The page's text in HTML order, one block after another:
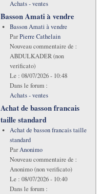
Achats - ventes
Basson Amati à vendre
Basson Amati à vendre
ParPierre Cathelain
Nouveau commentaire de :
ABDULKADER (non
verificato)
Le : 08/07/2026 - 10:48
Dans le forum :
Achats - ventes
Achat de basson francais
taille standard
Achat de basson francais taille
standard
ParAnonimo
Nouveau commentaire de :
Anonimo (non verificato)
Le : 08/07/2026 - 10:40
Dans le forum :